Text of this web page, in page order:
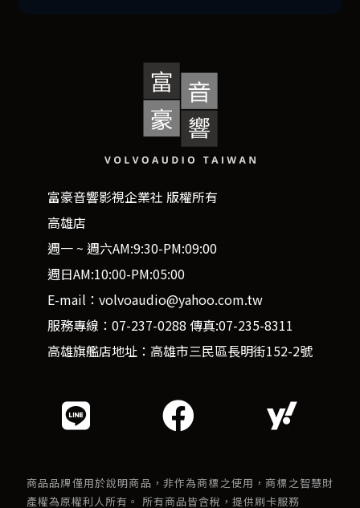
富豪音響影視企業社 版權所有
高雄店
週一 ~ 週六AM:9:30-PM:09:00
週日AM:10:00-PM:05:00
E-mail：volvoaudio@yahoo.com.tw
服務專線：07-237-0288 傳真:07-235-8311
高雄旗艦店地址：高雄市三民區長明街152-2號
商品品牌僅用於說明商品，非作為商標之使用，商標之智慧財
產權為原權利人所有。 所有商品皆含稅，提供刷卡服務